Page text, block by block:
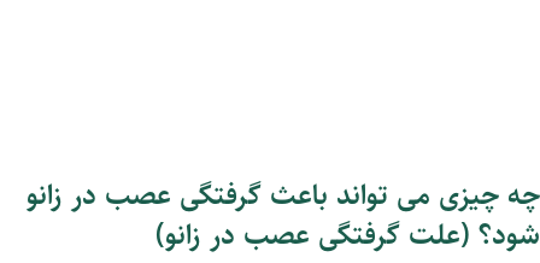
چه چیزی می تواند باعث گرفتگی عصب در زانو
شود؟ (علت گرفتگی عصب در زانو)